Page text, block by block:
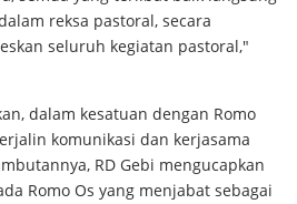
reksa pastoral, secara
seluruh kegiatan pastoral,"
dalam kesatuan dengan Romo
komunikasi dan kerjasama
RD Gebi mengucapkan
Romo Os yang menjabat sebagai